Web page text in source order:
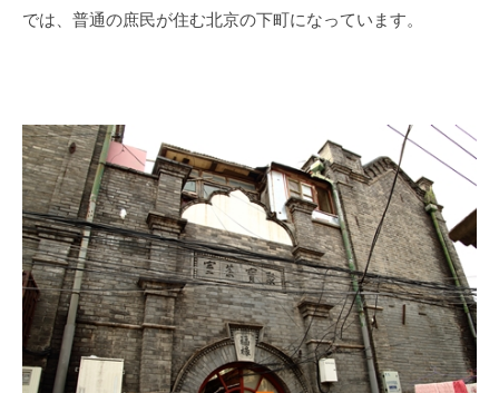
では、普通の庶民が住む北京の下町になっています。